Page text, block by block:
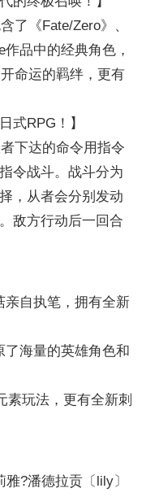
《Fate/Zero》、
品中的经典角色，
命运的羁绊，更有
RPG！】
下达的命令用指令
令战斗。战斗分为
，从者会分别发动
敌方行动后一回合
自执笔，拥有全新
海量的英雄角色和
玩法，更有全新刺
?潘德拉贡〔lily〕